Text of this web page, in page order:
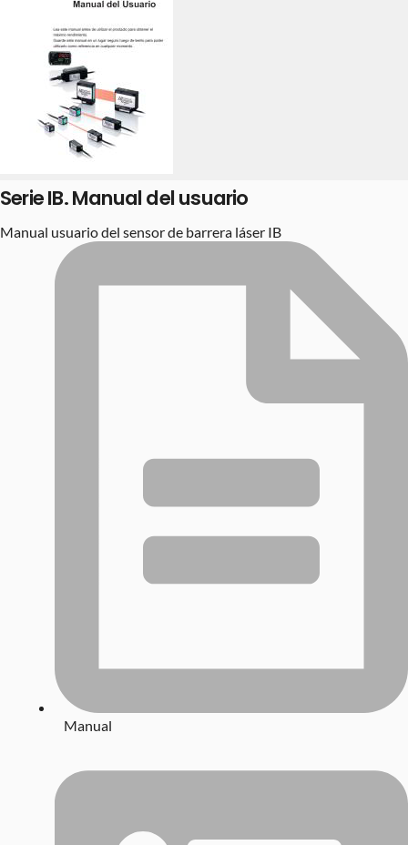
Serie IB. Manual del usuario
Manual usuario del sensor de barrera láser IB
Manual